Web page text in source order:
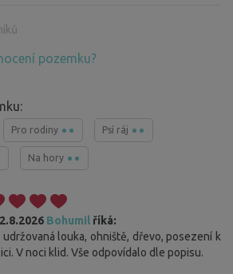
pozemku?
Pro rodiny Psí ráj
Na hory
Bohumil říká:
udržovaná louka, ohniště, dřevo, posezení k
V noci klid. Vše odpovídalo dle popisu.